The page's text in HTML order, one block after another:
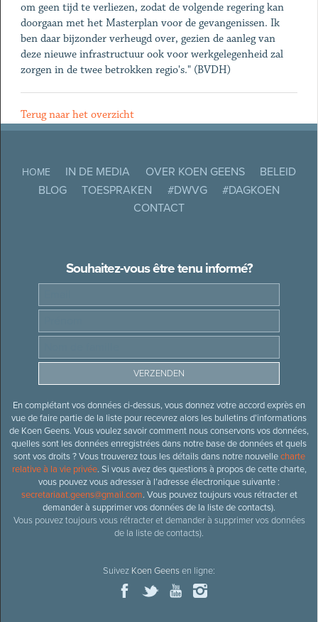
om geen tijd te verliezen, zodat de volgende regering kan
doorgaan met het Masterplan voor de gevangenissen. Ik
ben daar bijzonder verheugd over, gezien de aanleg van
deze nieuwe infrastructuur ook voor werkgelegenheid zal
zorgen in de twee betrokken regio's." (BVDH)
Terug naar het overzicht
HOME IN DE MEDIA OVER KOEN GEENS
BELEID
BLOG
TOESPRAKEN #DWVG
#DAGKOEN
CONTACT
Souhaitez-vous être tenu informé?
En complétant vos données ci-dessus, vous donnez votre accord exprès en
vue de faire partie de la liste pour recevrez alors les bulletins d’informations
de Koen Geens. Vous voulez savoir comment nous conservons vos données,
quelles sont les données enregistrées dans notre base de données et quels
sont vos droits ? Vous trouverez tous les détails dans notre nouvellecharte
relative à la vie privée. Si vous avez des questions à propos de cette charte,
vous pouvez vous adresser à l’adresse électronique suivante :
secretariaat.geens@gmail.com. Vous pouvez toujours vous rétracter et
demander à supprimer vos données de la liste de contacts).
Vous pouvez toujours vous rétracter et demander à supprimer vos données
de la liste de contacts).
Suivez Koen Geensen ligne: